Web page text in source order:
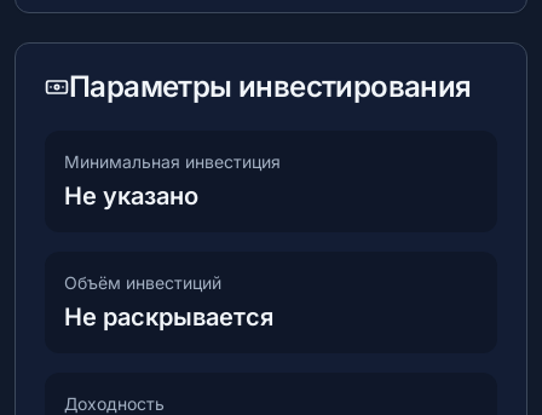
Параметры инвестирования
Минимальная инвестиция
Не указано
Объём инвестиций
Не раскрывается
Доходность